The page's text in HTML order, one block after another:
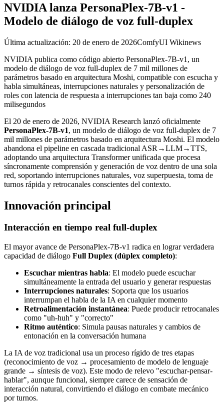
NVIDIA lanza PersonaPlex-7B-v1 -
Modelo de diálogo de voz full-duplex
Última actualización: 20 de enero de 2026ComfyUI Wikinews
NVIDIA publica como código abierto PersonaPlex-7B-v1, un
modelo de diálogo de voz full-duplex de 7 mil millones de
parámetros basado en arquitectura Moshi, compatible con escucha y
habla simultáneas, interrupciones naturales y personalización de
roles con latencia de respuesta a interrupciones tan baja como 240
milisegundos
El 20 de enero de 2026, NVIDIA Research lanzó oficialmente
PersonaPlex-7B-v1, un modelo de diálogo de voz full-duplex de 7
mil millones de parámetros basado en arquitectura Moshi. El modelo
abandona el pipeline en cascada tradicional ASR→LLM→TTS,
adoptando una arquitectura Transformer unificada que procesa
síncronamente comprensión y generación de voz dentro de una sola
red, soportando interrupciones naturales, voz superpuesta, toma de
turnos rápida y retrocanales conscientes del contexto.
Innovación principal
Interacción en tiempo real full-duplex
El mayor avance de PersonaPlex-7B-v1 radica en lograr verdadera
capacidad de diálogo Full Duplex (dúplex completo):
Escuchar mientras habla: El modelo puede escuchar
simultáneamente la entrada del usuario y generar respuestas
Interrupciones naturales: Soporta que los usuarios
interrumpan el habla de la IA en cualquier momento
Retroalimentación instantánea: Puede producir retrocanales
como "uh-huh" y "correcto"
Ritmo auténtico: Simula pausas naturales y cambios de
entonación en la conversación humana
La IA de voz tradicional usa un proceso rígido de tres etapas
(reconocimiento de voz → procesamiento de modelo de lenguaje
grande → síntesis de voz). Este modo de relevo "escuchar-pensar-
hablar", aunque funcional, siempre carece de sensación de
interacción natural, convirtiendo el diálogo en combate mecánico
por turnos.